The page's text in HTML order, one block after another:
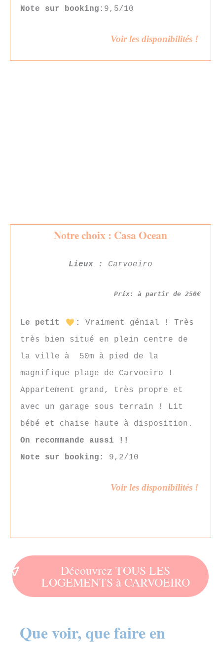
Note sur booking :9,5/10
Voir les disponibilités !
Notre choix : Casa Ocean
Lieux : Carvoeiro
Prix: à partir de 250€
Le petit :
Vraiment génial ! Très
très bien situé en plein centre de
la ville à 50m à pied de la
magnifique plage de Carvoeiro !
Appartement grand, très propre et
avec un garage sous terrain ! Lit
bébé et chaise haute à disposition.
On recommande aussi !!
Note sur booking:
9,2/10
Voir les disponibilités !
Découvrez TOUS LES
LOGEMENTS à CARVOEIRO
Que voir, que faire en